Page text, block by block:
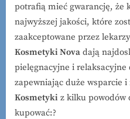
potrafią mieć gwarancję, że
najwyższej jakości, które
zaakceptowane przez
Kosmetyki Nova dają
pielęgnacyjne i
zapewniając duże wsparcie i
Kosmetyki z kilku powodów
kupować:?